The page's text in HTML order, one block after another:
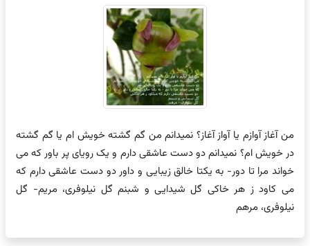
من آغاز آوازم یا آواز آغاز؟ نمیدانم من گم گشته خویش ام یا گم گشته
در خویش ام؟ نمیدانم دو دست عاشقی دارم و یک رویای پر باور که می
خواند مرا تا دور- به یکتا خالق زیبایی و داور دو دست عاشقی دارم که
می کاود ز هر خاکی گل شیدایی و شبنم گل نیلوفری، مریم- گل
نیلوفری، مرهم